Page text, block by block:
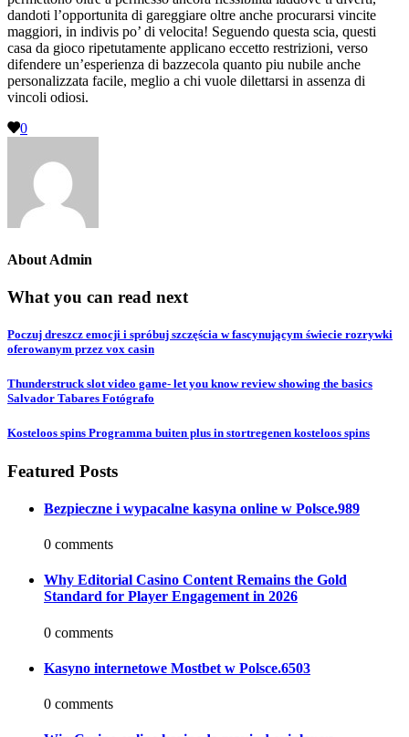
dandoti l’opportunita di gareggiare oltre anche procurarsi vincite
maggiori, in indivis po’ di velocita! Seguendo questa scia, questi
casa da gioco ripetutamente applicano eccetto restrizioni, verso
difendere un’esperienza di bazzecola quanto piu nubile anche
personalizzata facile, meglio a chi vuole dilettarsi in assenza di
vincoli odiosi.
0
About Admin
What you can read next
Poczuj dreszcz emocji i spróbuj szczęścia w fascynującym świecie rozrywki
oferowanym przez vox casin
Thunderstruck slot video game- let you know review showing the basics
Salvador Tabares Fotógrafo
Kosteloos spins Programma buiten plus in stortregenen kosteloos spins
Featured Posts
Bezpieczne i wypacalne kasyna online w Polsce.989
0 comments
Why Editorial Casino Content Remains the Gold
Standard for Player Engagement in 2026
0 comments
Kasyno internetowe Mostbet w Polsce.6503
0 comments